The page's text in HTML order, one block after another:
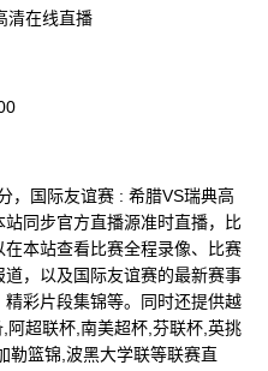
清在线直播
，国际友谊赛 : 希腊VS瑞典高
同步官方直播源准时直播，比
本站查看比赛全程录像、比赛
，以及国际友谊赛的最新赛事
彩片段集锦等。同时还提供越
超联杯,南美超杯,芬联杯,英挑
勒篮锦,波黑大学联等联赛直